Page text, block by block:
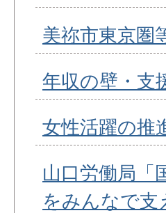
美祢市東京圏
年収の壁・支
女性活躍の推
山口労働局「
をみんなで支